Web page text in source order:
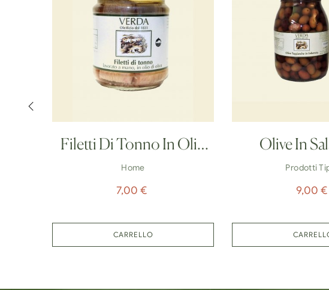
Filetti Di Tonno In Olio
Di...
Home
Prezzo
7,00 €
CARRELLO
Olive In
Prodotti
Prezzo
9,00 €